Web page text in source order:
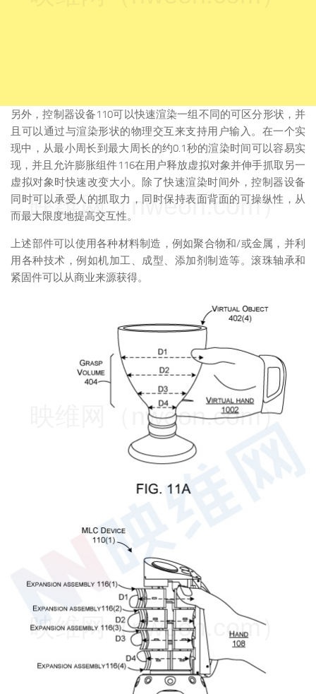
另外，控制器设备110可以快速渲染一组不同的可区分形状，并
且可以通过与渲染形状的物理交互来支持用户输入。在一个实
现中，从最小周长到最大周长的约0.1秒的渲染时间可以容易实
现，并且允许膨胀组件116在用户释放虚拟对象并伸手抓取另一
虚拟对象时快速改变大小。除了快速渲染时间外，控制器设备
同时可以承受人的抓取力，同时保持表面背面的可操纵性，从
而最大限度地提高交互性。
上述部件可以使用各种材料制造，例如聚合物和/或金属，并利
用各种技术，例如机加工、成型、添加剂制造等。滚珠轴承和
紧固件可以从商业来源获得。
映维网（nweon.com）
映维网（nweon.com）
映维网（nweon.com）